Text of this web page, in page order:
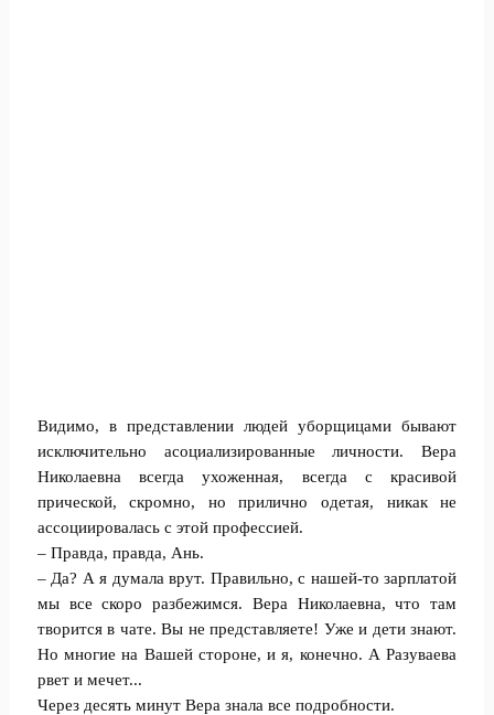
Видимо, в представлении людей уборщицами бывают
исключительно асоциализированные личности. Вера
Николаевна всегда ухоженная, всегда с красивой
прической, скромно, но прилично одетая, никак не
ассоциировалась с этой профессией.
– Правда, правда, Ань.
– Да? А я думала врут. Правильно, с нашей-то зарплатой
мы все скоро разбежимся. Вера Николаевна, что там
творится в чате. Вы не представляете! Уже и дети знают.
Но многие на Вашей стороне, и я, конечно. А Разуваева
рвет и мечет...
Через десять минут Вера знала все подробности.